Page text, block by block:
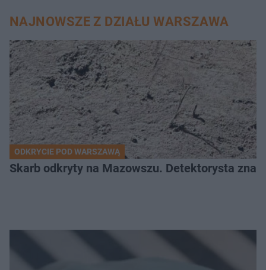
NAJNOWSZE Z DZIAŁU WARSZAWA
ODKRYCIE POD WARSZAWĄ
Skarb odkryty na Mazowszu. Detektorysta